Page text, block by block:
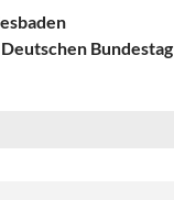
Bundestag